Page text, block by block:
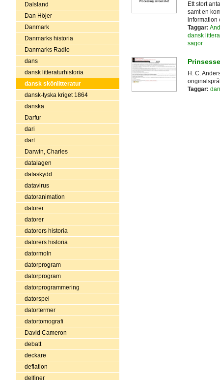
Dalsland
Dan Höjer
Danmark
Danmarks historia
Danmarks Radio
dans
dansk litteraturhistoria
dansk skönlitteratur
dansk-tyska kriget 1864
danska
Darfur
dari
dart
Darwin, Charles
datalagen
dataskydd
datavirus
datoranimation
datorer
datorer
datorers historia
datorers historia
datormoln
datorprogram
datorprogram
datorprogrammering
datorspel
datortermer
datortomografi
David Cameron
debatt
deckare
deflation
delfiner
Ett stort
samt en
information
Taggar:
dansk
sagor
H. C.
Taggar: